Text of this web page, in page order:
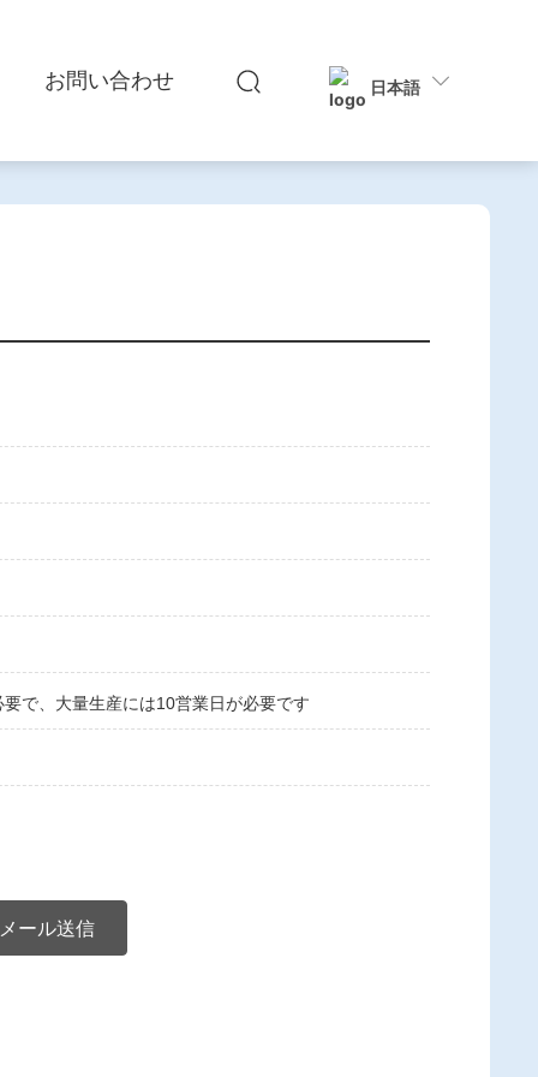
お問い合わせ 日本語
で、大量生産には10営業日が必要です
メール送信